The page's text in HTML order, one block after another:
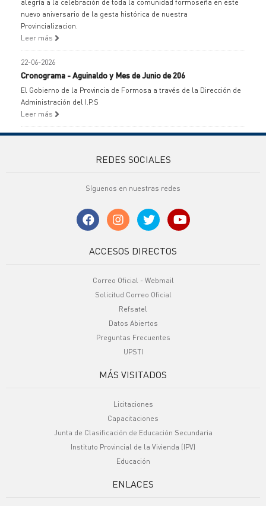
alegría a la celebración de toda la comunidad formoseña en este
nuevo aniversario de la gesta histórica de nuestra
Provincializacion.
Leer más
22-06-2026
Cronograma - Aguinaldo y Mes de Junio de 206
El Gobierno de la Provincia de Formosa a través de la Dirección de
Administración del I.P.S
Leer más
REDES SOCIALES
Síguenos en nuestras redes
ACCESOS DIRECTOS
Correo Oficial - Webmail
Solicitud Correo Oficial
Refsatel
Datos Abiertos
Preguntas Frecuentes
UPSTI
MÁS VISITADOS
Licitaciones
Capacitaciones
Junta de Clasificación de Educación Secundaria
Instituto Provincial de la Vivienda (IPV)
Educación
ENLACES